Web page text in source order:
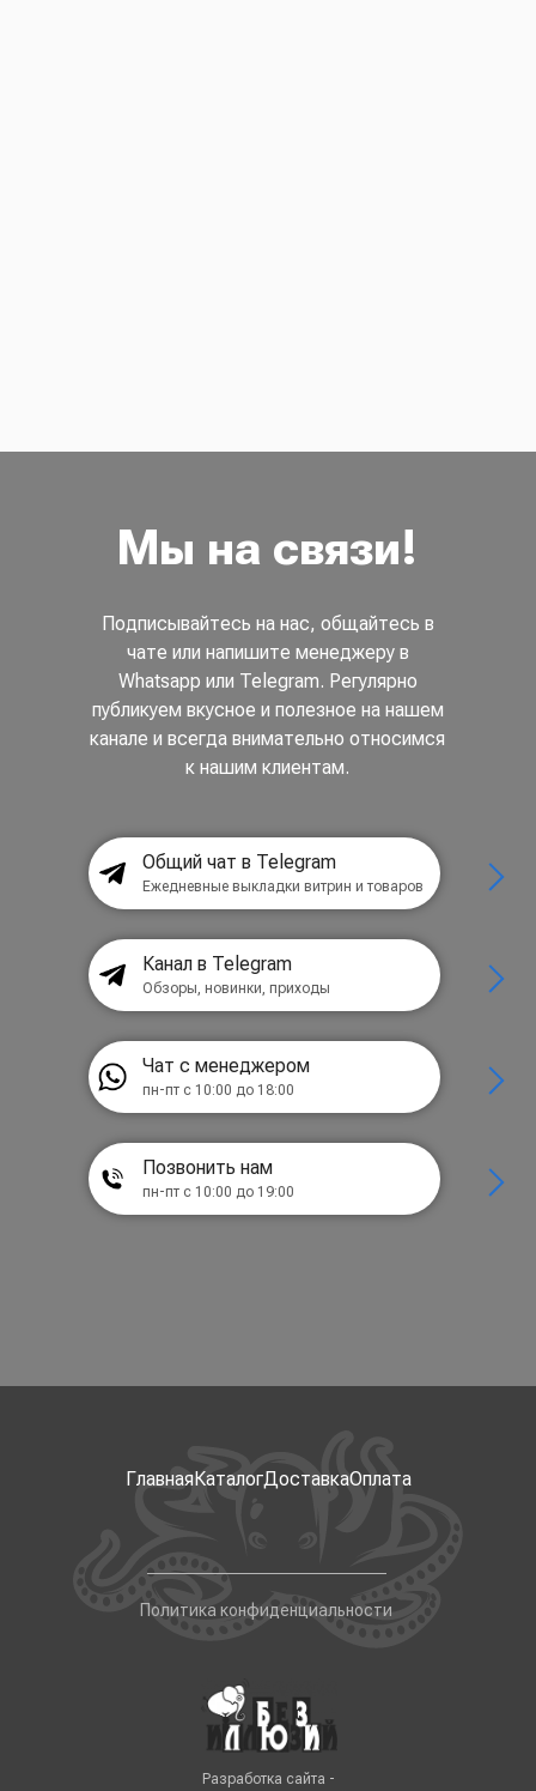
Мы на связи!
Подписывайтесь на нас, общайтесь в
чате или напишите менеджеру в
Whatsapp или Telegram. Регулярно
публикуем вкусное и полезное на нашем
канале и всегда внимательно относимся
к нашим клиентам.
Общий чат в Telegram
Ежедневные выкладки витрин и товаров
Канал в Telegram
Обзоры, новинки, приходы
Чат с менеджером
пн-пт с 10:00 до 18:00
Позвонить нам
пн-пт с 10:00 до 19:00
ГлавнаяКаталогДоставкаОплата
Политика конфиденциальности
Разработка сайта -